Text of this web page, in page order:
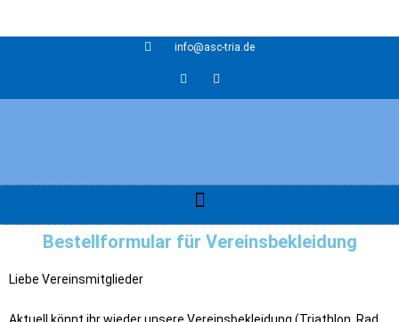
info@asc-tria.de
Bestellformular für Vereinsbekleidung
Liebe Vereinsmitglieder